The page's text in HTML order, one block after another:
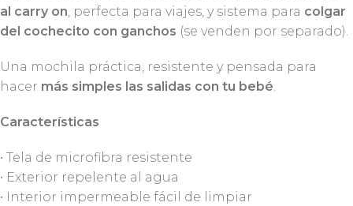
al carry on, perfecta para viajes, y sistema para colgar
del cochecito con ganchos (se venden por separado).
Una mochila práctica, resistente y pensada para
hacer más simples las salidas con tu bebé.
Características
• Tela de microfibra resistente
• Exterior repelente al agua
• Interior impermeable fácil de limpiar